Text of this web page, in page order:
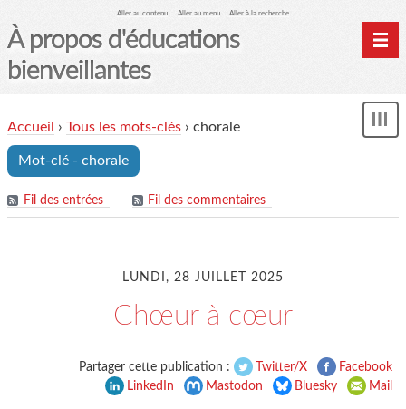
Aller au contenu Aller au menu Aller à la recherche
À propos d'éducations
bienveillantes
Archives
Mon monde du cheval
Accueil › Tous les mots-clés › chorale
Mot-clé - chorale
Fil des entrées Fil des commentaires
LUNDI, 28 JUILLET 2025
Chœur à cœur
Partager cette publication : Twitter/X
Facebook
LinkedIn
Mastodon Bluesky Mail